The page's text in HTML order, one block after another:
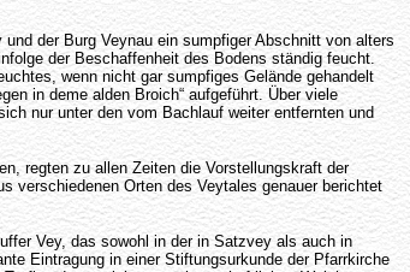
der Burg Veynau ein sumpfiger Abschnitt von alters
der Beschaffenheit des Bodens ständig feucht.
wenn nicht gar sumpfiges Gelände gehandelt
in deme alden Broich“ aufgeführt. Über viele
nur unter den vom Bachlauf weiter entfernten und
regten zu allen Zeiten die Vorstellungskraft der
verschiedenen Orten des Veytales genauer berichtet
Vey, das sowohl in der in Satzvey als auch in
Eintragung in einer Stiftungsurkunde der Pfarrkirche